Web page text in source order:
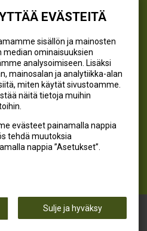
EVÄSTEITÄ
sisällön ja mainosten
median ominaisuuksien
analysoimiseen. Lisäksi
mainosalan ja analytiikka-alan
miten käytät sivustoamme.
näitä tietoja muihin
evästeet painamalla nappia
tehdä muutoksia
nappia ”Asetukset”.
Sulje ja hyväksy
781 2900
MEITÄ
Oy